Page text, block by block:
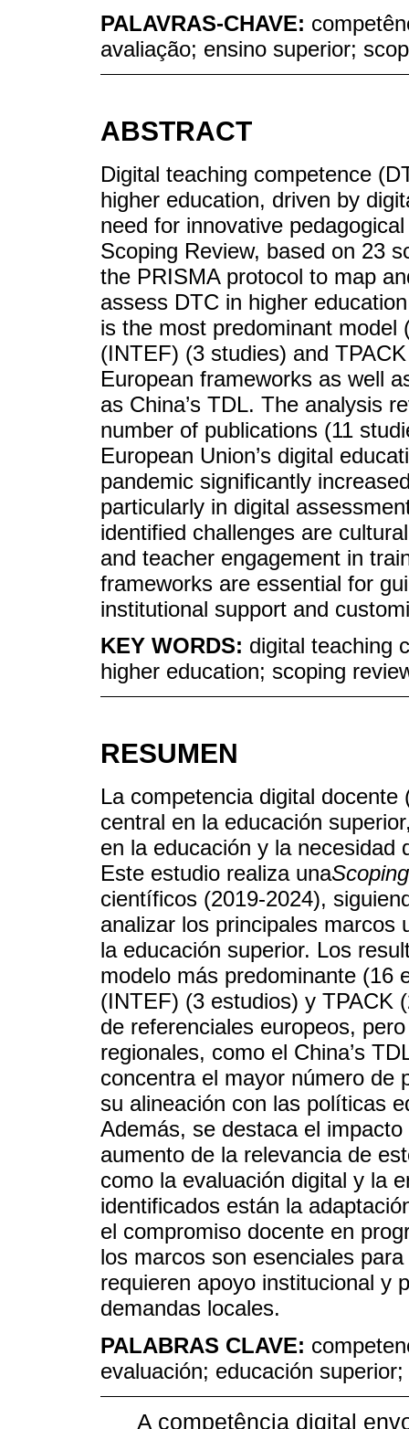
PALAVRAS-CHAVE:
avaliação; ensino superior;
ABSTRACT
Digital teaching competence
higher education, driven by
need for innovative
Scoping Review, based on 23
the PRISMA protocol to map
assess DTC in higher
is the most predominant
(INTEF) (3 studies) and
European frameworks as well
as China’s TDL. The analysis
number of publications (11
European Union’s digital
pandemic significantly
particularly in digital
identified challenges are
and teacher engagement in
frameworks are essential for
institutional support and
KEY WORDS: digital teaching
higher education; scoping
RESUMEN
La competencia digital
central en la educación
en la educación y la necesidad
Este estudio realiza una
científicos (2019-2024),
analizar los principales marcos
la educación superior. Los
modelo más predominante (16
(INTEF) (3 estudios) y TPACK
de referenciales europeos,
regionales, como el China’s
concentra el mayor número de
su alineación con las políticas
Además, se destaca el
aumento de la relevancia de
como la evaluación digital y la
identificados están la
el compromiso docente en
los marcos son esenciales
requieren apoyo institucional y
demandas locales.
PALABRAS CLAVE:
evaluación; educación
A competência digital